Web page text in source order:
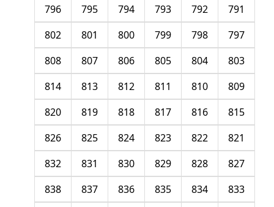
791
792
793
794
795
796
797
798
799
800
801
802
803
804
805
806
807
808
809
810
811
812
813
814
815
816
817
818
819
820
821
822
823
824
825
826
827
828
829
830
831
832
833
834
835
836
837
838